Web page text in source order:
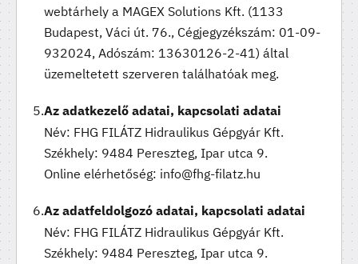
webtárhely a MAGEX Solutions Kft. (1133
Budapest, Váci út. 76., Cégjegyzékszám: 01-09-
932024, Adószám: 13630126-2-41) által
üzemeltetett szerveren találhatóak meg.
Az adatkezelő adatai, kapcsolati adatai
Név: FHG FILÁTZ Hidraulikus Gépgyár Kft.
Székhely: 9484 Pereszteg, Ipar utca 9.
Online elérhetőség: info@fhg-filatz.hu
Az adatfeldolgozó adatai, kapcsolati adatai
Név: FHG FILÁTZ Hidraulikus Gépgyár Kft.
Székhely: 9484 Pereszteg, Ipar utca 9.